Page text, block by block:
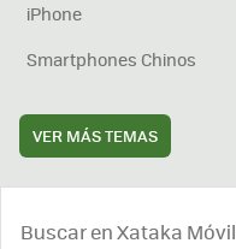
iPhone
Smartphones Chinos
VER MÁS TEMAS